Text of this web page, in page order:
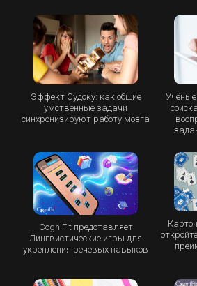
Эффект Судоку: как общие
умственные задачи
синхронизируют работу мозга
CogniFit представляет
Лингвистические игры для
укрепления речевых навыков